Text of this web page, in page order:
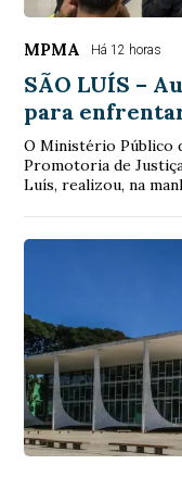
MPMA Há 12 horas
SÃO LUÍS –
para
O Ministério Público
Promotoria de
Luís, realizou, na